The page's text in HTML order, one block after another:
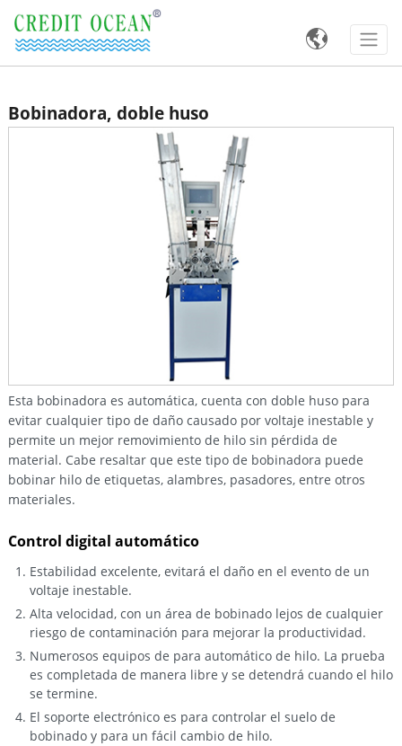

Bobinadora, doble huso
Esta bobinadora es automática, cuenta con doble huso para
evitar cualquier tipo de daño causado por voltaje inestable y
permite un mejor removimiento de hilo sin pérdida de
material. Cabe resaltar que este tipo de bobinadora puede
bobinar hilo de etiquetas, alambres, pasadores, entre otros
materiales.
Control digital automático
Estabilidad excelente, evitará el daño en el evento de un
voltaje inestable.
Alta velocidad, con un área de bobinado lejos de cualquier
riesgo de contaminación para mejorar la productividad.
Numerosos equipos de para automático de hilo. La prueba
es completada de manera libre y se detendrá cuando el hilo
se termine.
El soporte electrónico es para controlar el suelo de
bobinado y para un fácil cambio de hilo.